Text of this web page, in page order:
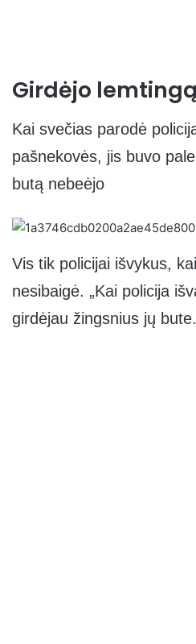
Girdėjo
Kai svečias parodė
pašnekovės, jis buvo
butą nebeėjo
Vis tik policijai išvykus,
nesibaigė. „Kai policija
girdėjau žingsnius jų bute.